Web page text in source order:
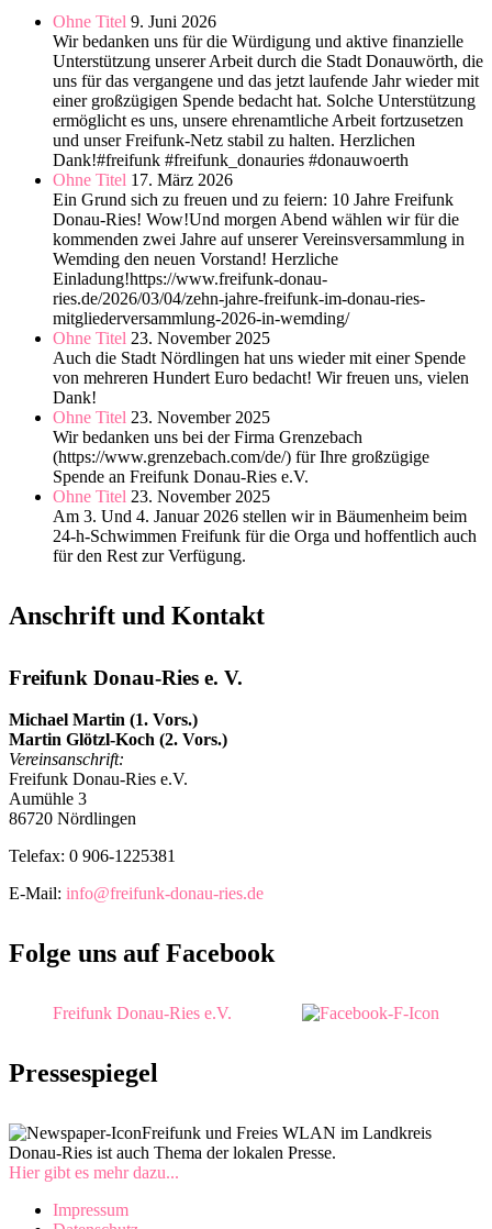
Ohne Titel 9. Juni 2026
Wir bedanken uns für die Würdigung und aktive finanzielle
Unterstützung unserer Arbeit durch die Stadt Donauwörth, die
uns für das vergangene und das jetzt laufende Jahr wieder mit
einer großzügigen Spende bedacht hat. Solche Unterstützung
ermöglicht es uns, unsere ehrenamtliche Arbeit fortzusetzen
und unser Freifunk-Netz stabil zu halten. Herzlichen
Dank!#freifunk #freifunk_donauries #donauwoerth
Ohne Titel 17. März 2026
Ein Grund sich zu freuen und zu feiern: 10 Jahre Freifunk
Donau-Ries! Wow!Und morgen Abend wählen wir für die
kommenden zwei Jahre auf unserer Vereinsversammlung in
Wemding den neuen Vorstand! Herzliche
Einladung!https://www.freifunk-donau-
ries.de/2026/03/04/zehn-jahre-freifunk-im-donau-ries-
mitgliederversammlung-2026-in-wemding/
Ohne Titel 23. November 2025
Auch die Stadt Nördlingen hat uns wieder mit einer Spende
von mehreren Hundert Euro bedacht! Wir freuen uns, vielen
Dank!
Ohne Titel 23. November 2025
Wir bedanken uns bei der Firma Grenzebach
(https://www.grenzebach.com/de/) für Ihre großzügige
Spende an Freifunk Donau-Ries e.V.
Ohne Titel 23. November 2025
Am 3. Und 4. Januar 2026 stellen wir in Bäumenheim beim
24-h-Schwimmen Freifunk für die Orga und hoffentlich auch
für den Rest zur Verfügung.
Anschrift und Kontakt
Freifunk Donau-Ries e. V.
Michael Martin (1. Vors.)
Martin Glötzl-Koch (2. Vors.)
Vereinsanschrift:
Freifunk Donau-Ries e.V.
Aumühle 3
86720 Nördlingen
Telefax: 0 906-1225381
E-Mail: info@freifunk-donau-ries.de
Folge uns auf Facebook
Freifunk Donau-Ries e.V.
Pressespiegel
Freifunk und Freies WLAN im Landkreis
Donau-Ries ist auch Thema der lokalen Presse.
Hier gibt es mehr dazu...
Impressum